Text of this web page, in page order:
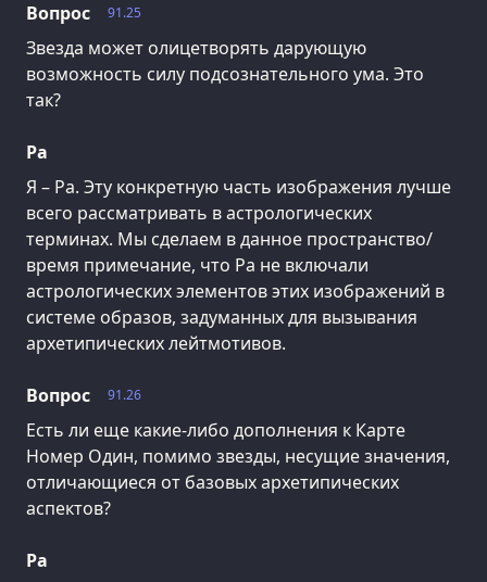
91.25
Вопрос
Звезда может олицетворять дарующую
возможность силу подсознательного ума. Это
так?
Ра
Я – Ра. Эту конкретную часть изображения лучше
всего рассматривать в астрологических
терминах. Мы сделаем в данное пространство/
время примечание, что Ра не включали
астрологических элементов этих изображений в
системе образов, задуманных для вызывания
архетипических лейтмотивов.
91.26
Вопрос
Есть ли еще какие-либо дополнения к Карте
Номер Один, помимо звезды, несущие значения,
отличающиеся от базовых архетипических
аспектов?
Ра